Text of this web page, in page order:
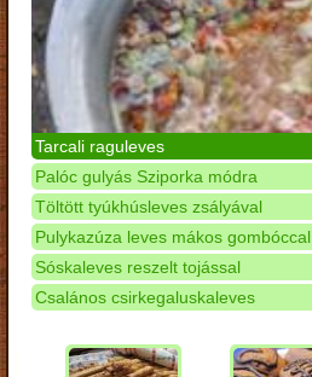
Tarcali raguleves
Palóc gulyás Sziporka módra
Töltött tyúkhúsleves zsályával
Pulykazúza leves mákos gombóccal
Sóskaleves reszelt tojással
Csalános csirkegaluskaleves